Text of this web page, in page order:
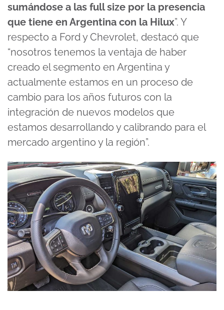
sumándose a las full size por la presencia
que tiene en Argentina con la Hilux”. Y
respecto a Ford y Chevrolet, destacó que
“nosotros tenemos la ventaja de haber
creado el segmento en Argentina y
actualmente estamos en un proceso de
cambio para los años futuros con la
integración de nuevos modelos que
estamos desarrollando y calibrando para el
mercado argentino y la región”.